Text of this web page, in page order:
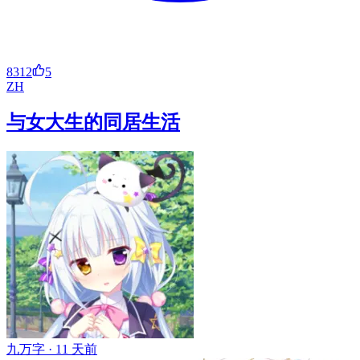
8312
5
ZH
与女大生的同居生活
九万字 · 11 天前